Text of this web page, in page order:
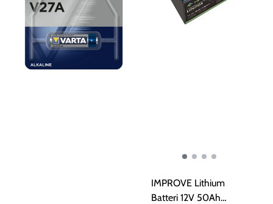
IMPROVE Lithium
Batteri 12V 50Ah